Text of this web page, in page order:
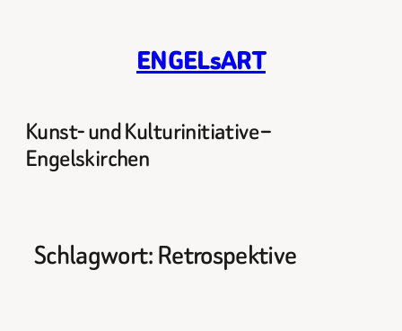
ENGELsART
Kunst- und Kulturinitiative –
Engelskirchen
Schlagwort:Retrospektive